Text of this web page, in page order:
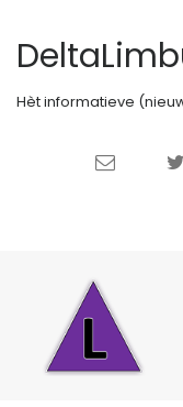
Hèt informatieve